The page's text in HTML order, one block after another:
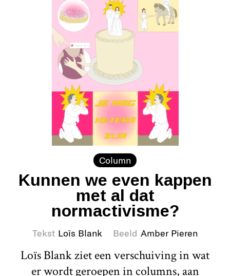
Column
Kunnen we even kappen
met al dat
normactivisme?
Tekst Loïs Blank Beeld Amber Pieren
Loïs Blank ziet een verschuiving in wat
er wordt geroepen in columns, aan